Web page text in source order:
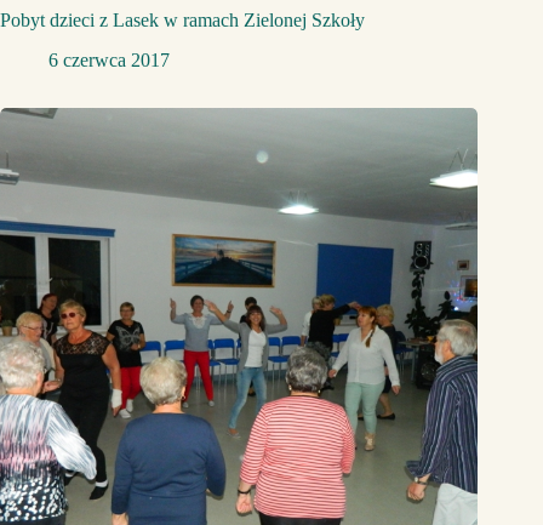
Pobyt dzieci z Lasek w ramach Zielonej Szkoły
6 czerwca 2017